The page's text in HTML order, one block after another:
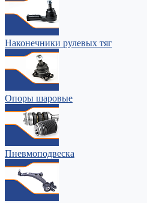
Наконечники рулевых тяг
Опоры шаровые
Пневмоподвеска